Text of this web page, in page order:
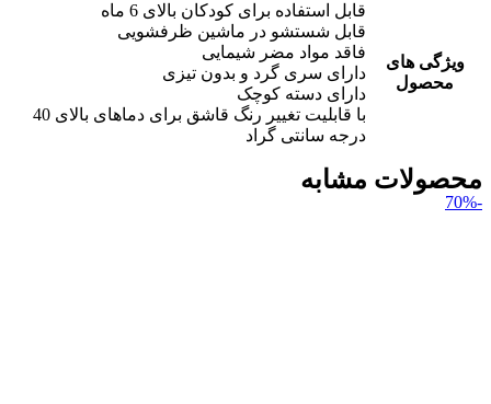
ویژگی های
محصول
قابل استفاده برای کودکان بالای 6 ماه
قابل شستشو در ماشین ظرفشویی
فاقد مواد مضر شیمایی
دارای سری گرد و بدون تیزی
دارای دسته کوچک
با قابلیت تغییر رنگ قاشق برای دماهای بالای 40
درجه سانتی گراد
محصولات مشابه
-70%